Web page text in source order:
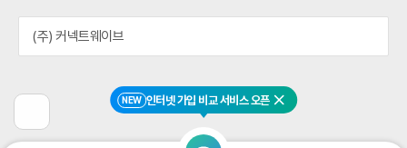
NEW 인터넷 가입 비교 서비스 오픈 닫기
전
페
(주) 커넥트웨이브